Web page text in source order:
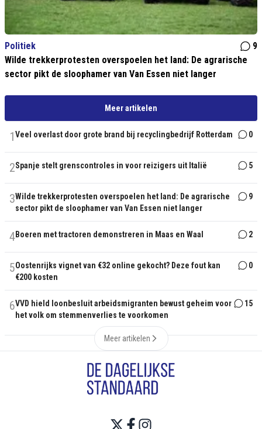
Politiek
9
Wilde trekkerprotesten overspoelen het land: De agrarische
sector pikt de sloophamer van Van Essen niet langer
Meer artikelen
1Veel overlast door grote brand bij recyclingbedrijf Rotterdam 0
2Spanje stelt grenscontroles in voor reizigers uit Italië 5
3Wilde trekkerprotesten overspoelen het land: De agrarische
sector pikt de sloophamer van Van Essen niet langer
9
4Boeren met tractoren demonstreren in Maas en Waal 2
5Oostenrijks vignet van €32 online gekocht? Deze fout kan
€200 kosten
0
6VVD hield loonbesluit arbeidsmigranten bewust geheim voor
het volk om stemmenverlies te voorkomen
15
Meer artikelen